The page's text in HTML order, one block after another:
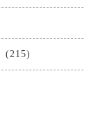
(215)